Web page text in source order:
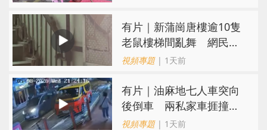
有片｜新蒲崗唐樓逾10隻
老鼠樓梯間亂舞 網民嚇
親：每次經過都要好大勇
視頻專題| 1天前
有片｜油麻地七人車突向
後倒車 兩私家車捱撞
司機不顧而去
視頻專題| 1天前